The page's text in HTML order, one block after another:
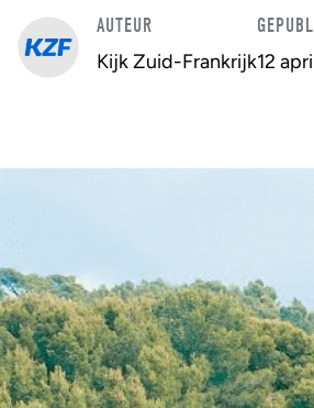
AUTEUR
Kijk Zuid-Frankrijk12